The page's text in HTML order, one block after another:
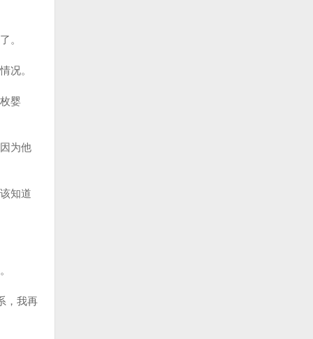
。
况。
婴
为他
知道
，我再